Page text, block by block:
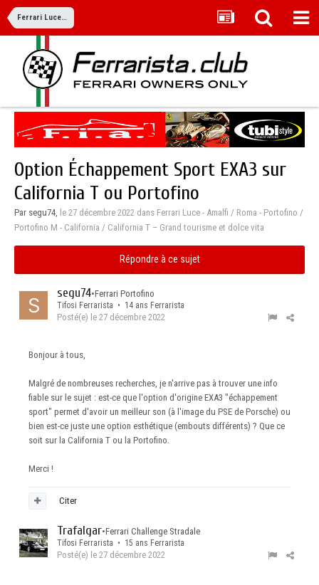
Ferrari Luce - Amalfi / Roma - Portofino / Portofino M - California / California T – Grand tourisme et dolce vita
Option Échappement Sport EXA3 sur
California T ou Portofino
Par segu74, le 27 décembre 2022 dans Ferrari Luce - Amalfi / Roma - Portofino /
Portofino M - California / California T – Grand tourisme et dolce vita
Répondre à ce sujet
segu74•Ferrari Portofino
Tifosi Ferrarista • 14 ans Ferrarista
Posté(e) le 27 décembre 2022
Bonjour à tous,
Malgré de nombreuses recherches, je n'arrive pas à trouver une info
fiable sur le sujet : est-ce que l'option d'origine EXA3 "échappement
sport" permet d'avoir un meilleur son (à l'image du PSE de Porsche) ou
bien est-ce juste une option esthétique (embouts différents) ? Que ce
soit sur la California T ou la Portofino.
Merci !
Citer
Trafalgar•Ferrari Challenge Stradale
Tifosi Ferrarista • 15 ans Ferrarista
Posté(e) le 27 décembre 2022